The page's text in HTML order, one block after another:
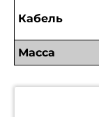
Кабель
Масса